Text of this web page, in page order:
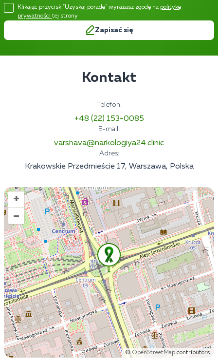
Klikając przycisk "Uzyskaj poradę" wyrażasz zgodę na politykę
prywatności tej strony
Zapisać się
Kontakt
Telefon:
+48 (22) 153-0085
E-mail:
varshava@narkologiya24.clinic
Adres:
Krakowskie Przedmieście 17, Warszawa, Polska
+
–
©OpenStreetMapcontributors.